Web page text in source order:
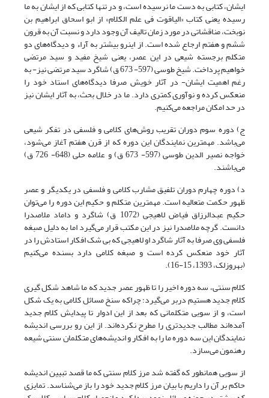
ایشان، کتابی به دست ما نرسیده است، و در تنها کتابی که از ایشان به ما
رسیده یعنی کتاب «الیاقوت فی علم الکلام» از ابو اسحاق ابراهیم بن
نوبخت، مناقشاتی در مورد زمان تالیف آن وجود دارد و نسبت آن به قرون
ششم و هفتم ارجاع شده است. از اینرو بیشتر به آراء و دیدگاه‌های دو
متکلم برجسته شیعی در این عصر، یعنی شیخ مفید و سید مرتضی
خواهیم پرداخت. شیخ طوسی (597- 673 ق) شاگرد سید مرتضی نیز- به
رغم اهمیت ایشان- در آثار خویش صرفا دیدگاه‌های استاد خود را
منعکس کرده و نوآوری کمتری دارد. ما در خلال بحث، به آثار ایشان نیز
در حد امکان مراجعه می‌کنیم.
ج) دوره سوم دوران تقریب روش‌های کلامی و فلسفی در تفکر شیعی
می‌باشد. مهمترین نمایندگان این دوره که از قرن هفتم آغاز می‌شود،
خواجه نصیر الدین طوسی (597- 673 ق) و علامه حلی (648- 726 ق)
می‌باشند.
د) دوره چهارم دوران تلفیق مشارب کلامی و فلسفی در یکدیگر و عصر
ظهور حکمت متعالیه است. مهمترین متکلم و حکیم این دوره را می‌توان
حکیم عبدالرزاق فیاض لاهیجی (1072 ق) شاگرد و داماد ملاصدرا
دانست. گرچه ملاصدرا نیز در این مکتب قرار می‌گیرد اما به دلیل صبغه
فلسفی وی صرفا به آثار شاگرد او لاهیجی که بی شک افکار استادش را در
آثار خود منعکس کرده است و صبغه کلامی دارد بسنده می‌کنیم
(بهروزلک، 1393، 15-16).
کلام سنتی، سه دوره اخیر را تا ظهور عصر جدید که ما شاهد شکل گیری
کلام جدید هستیم دربر می‌گیرد؛ چراکه سنخ مسائل کلامی به یک شکل
است، و از سویی متکلمانی که بعد از این ادوار تا پیدایش کلام جدید
آمده‌اند مطالب جدیدتری را مطرح نکرده‌اند. از این رو بررسی اندیشه
نمایندگان این سه دوره ما را به افکار و اندیشه‌های متکلمان سنتی شیعه
رهنمون می‌سازد.
از سویی همانطور که گفته شد مرز کلام سنتی که ما قصد تبیین اندیشه
حاکم بر آن را داریم با بیان مرز کلام جدید خود را باز می‌شناسد. تمایزی